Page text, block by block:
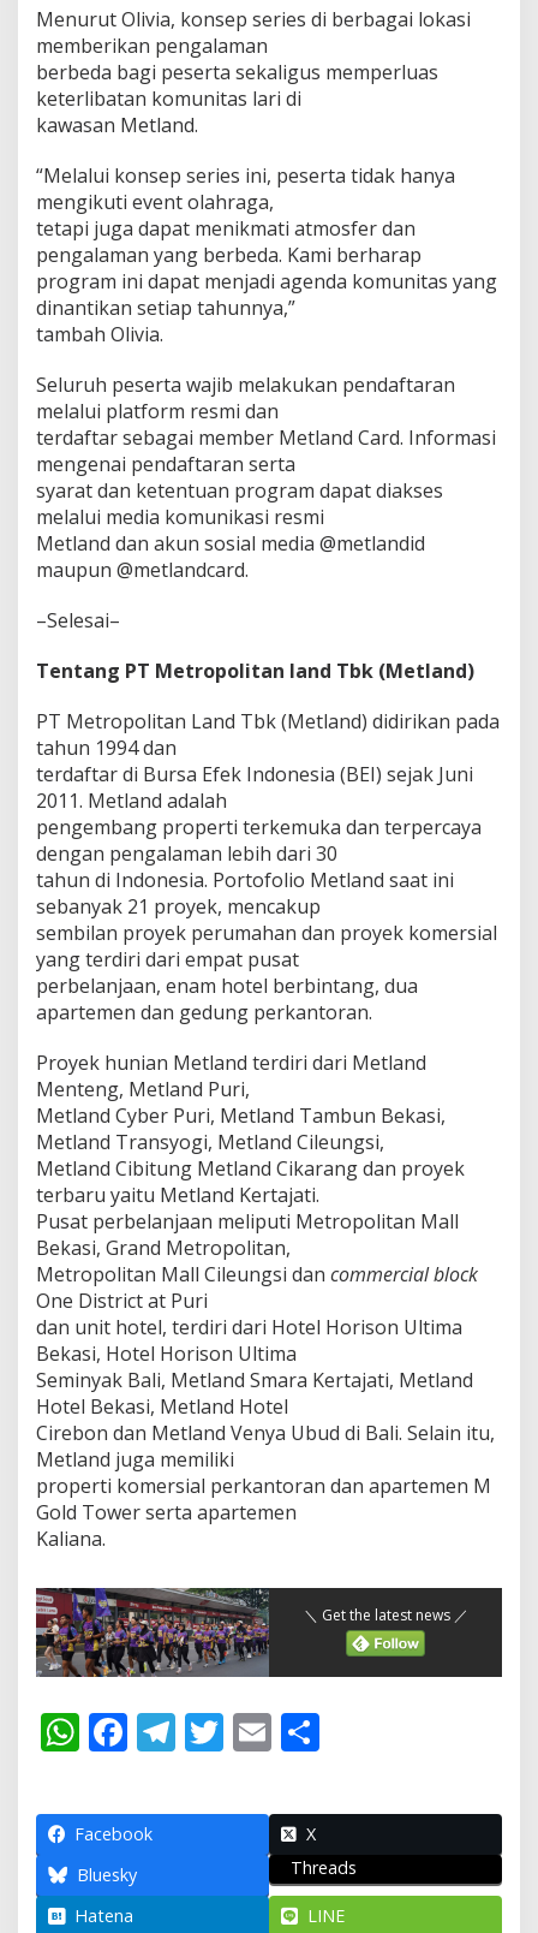
t
e
e
n
Menurut Olivia, konsep series di berbagai lokasi
memberikan pengalaman
berbeda bagi peserta sekaligus memperluas
keterlibatan komunitas lari di
kawasan Metland.
“Melalui konsep series ini, peserta tidak hanya
mengikuti event olahraga,
tetapi juga dapat menikmati atmosfer dan
pengalaman yang berbeda. Kami berharap
program ini dapat menjadi agenda komunitas yang
dinantikan setiap tahunnya,”
tambah Olivia.
Seluruh peserta wajib melakukan pendaftaran
melalui platform resmi dan
terdaftar sebagai member Metland Card. Informasi
mengenai pendaftaran serta
syarat dan ketentuan program dapat diakses
melalui media komunikasi resmi
Metland dan akun sosial media @metlandid
maupun @metlandcard.
–Selesai–
Tentang PT Metropolitan land Tbk (Metland)
PT Metropolitan Land Tbk (Metland) didirikan pada
tahun 1994 dan
terdaftar di Bursa Efek Indonesia (BEI) sejak Juni
2011. Metland adalah
pengembang properti terkemuka dan terpercaya
dengan pengalaman lebih dari 30
tahun di Indonesia. Portofolio Metland saat ini
sebanyak 21 proyek, mencakup
sembilan proyek perumahan dan proyek komersial
yang terdiri dari empat pusat
perbelanjaan, enam hotel berbintang, dua
apartemen dan gedung perkantoran.
Proyek hunian Metland terdiri dari Metland
Menteng, Metland Puri,
Metland Cyber Puri, Metland Tambun Bekasi,
Metland Transyogi, Metland Cileungsi,
Metland Cibitung Metland Cikarang dan proyek
terbaru yaitu Metland Kertajati.
Pusat perbelanjaan meliputi Metropolitan Mall
Bekasi, Grand Metropolitan,
Metropolitan Mall Cileungsi dan commercial block
One District at Puri
dan unit hotel, terdiri dari Hotel Horison Ultima
Bekasi, Hotel Horison Ultima
Seminyak Bali, Metland Smara Kertajati, Metland
Hotel Bekasi, Metland Hotel
Cirebon dan Metland Venya Ubud di Bali. Selain itu,
Metland juga memiliki
properti komersial perkantoran dan apartemen M
Gold Tower serta apartemen
Kaliana.
＼ Get the latest news ／
W
at
s
A
F
e
b
o
T
e
a
T
itt
E
ai
l
ar
e
Facebook
X
Bluesky
Threads
Hatena LINE